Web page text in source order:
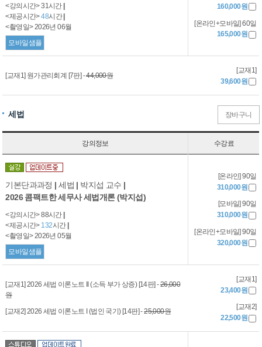
<강의시간> 31시간
<제공시간>48시간
<촬영일> 2026년 06월
모바일샘플
160,000원
[온라인+모바일] 60일
165,000원
[교재1] 원가관리회계 [7판] -44,000원
[교재1]
39,600원
세법 장바구니
강의정보 수강료
기본단과과정 | 세법 | 박지섭 교수 |
2026 콤팩트한 세무사 세법개론 (박지섭)
<강의시간> 88시간
<제공시간> 132시간
<촬영일> 2026년 05월
모바일샘플
[온라인] 90일
310,000원
[모바일] 90일
310,000원
[온라인+모바일] 90일
320,000원
[교재1] 2026 세법 이론노트 II (소득 부가 상증) [14판] -26,000
원
[교재2] 2026 세법 이론노트 I (법인 국기) [14판] -25,000원
[교재1]
23,400원
[교재2]
22,500원